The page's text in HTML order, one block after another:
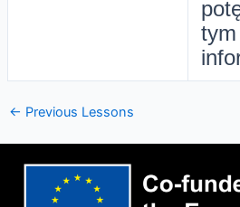
← Previous Lessons